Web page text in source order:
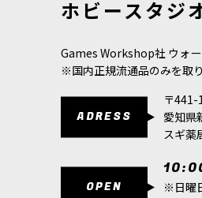
ホビースタジ
Games Workshop社 ウォ
※国内正規流通品のみを取
ADRESS
〒441-
愛知県
スギ薬
OPEN ※日曜